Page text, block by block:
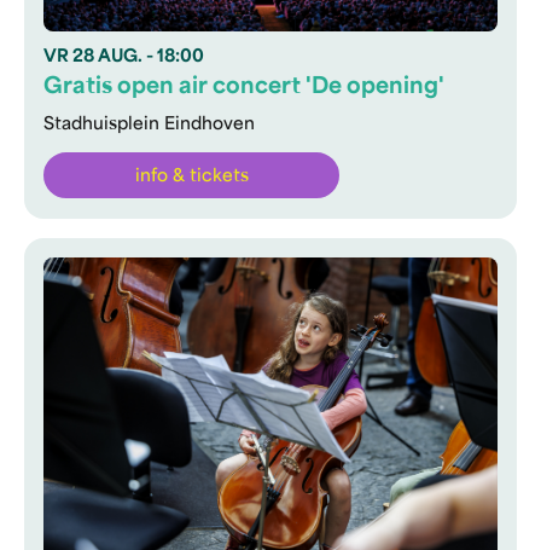
VR 28 AUG. - 18:00
Stadhuisplein Eindhoven
Gratis open air concert 'De opening'
info & tickets